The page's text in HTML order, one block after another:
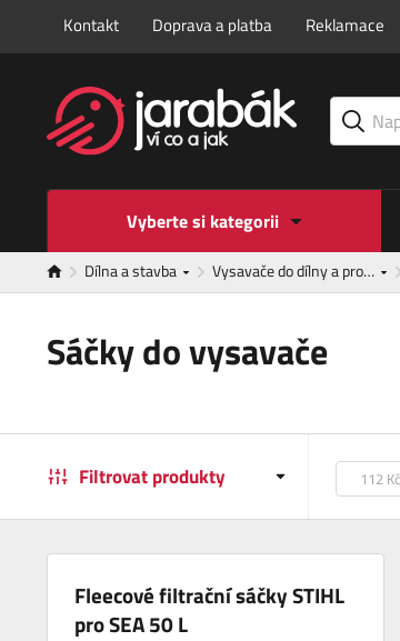
Kontakt Doprava a platba Reklamace
Vyberte si kategorii
Dílna a stavba Vysavače do dílny a pro…
Sáčky do vysavače
Filtrovat produkty
Fleecové filtrační sáčky STIHL
pro SEA 50 L